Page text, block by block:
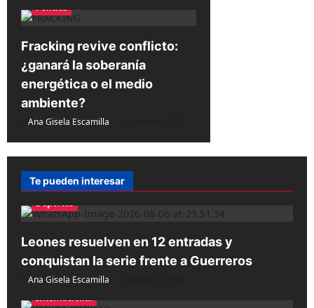
Política
Fracking revive conflicto:
¿ganará la soberanía
energética o el medio
ambiente?
Ana Gisela Escamilla
Te pueden interesar
Deportes
Leones resuelven en 12 entradas y
conquistan la serie frente a Guerreros
Ana Gisela Escamilla
Internacional